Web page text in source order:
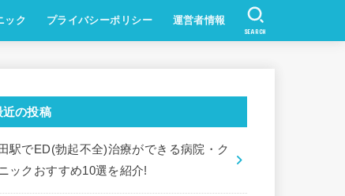
ック プライバシーポリシー 運営者情報
SEARCH
近の投稿
駅でED(勃起不全)治療ができる病院・ク
ックおすすめ10選を紹介!